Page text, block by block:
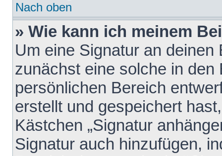
Nach oben
» Wie kann ich meinem
Um eine Signatur an
zunächst eine solche in den
persönlichen Bereich
erstellt und gespeichert
Kästchen „Signatur
Signatur auch hinzufügen,